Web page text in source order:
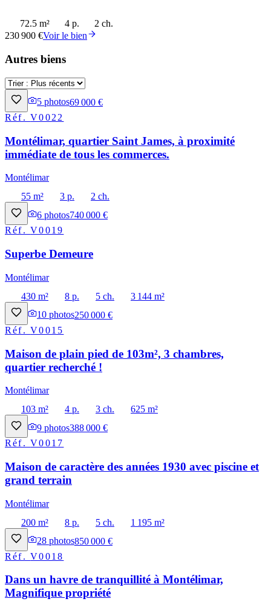
72.5 m² 4 p.
2 ch.
230 900 €Voir le bien
Autres biens
5 photos69 000 €
Réf.V0022
Montélimar, quartier Saint James, à proximité
immédiate de tous les commerces.
Montélimar
55 m²
3 p.
2 ch.
6 photos740 000 €
Réf.V0019
Superbe Demeure
Montélimar
430 m²
8 p. 5 ch.
3 144 m²
10 photos250 000 €
Réf.V0015
Maison de plain pied de 103m², 3 chambres,
quartier recherché !
Montélimar
103 m²
4 p. 3 ch.
625 m²
9 photos388 000 €
Réf.V0017
Maison de caractère des années 1930 avec piscine et
grand terrain
Montélimar
200 m²
8 p. 5 ch.
1 195 m²
28 photos850 000 €
Réf.V0018
Dans un havre de tranquillité à Montélimar,
Magnifique propriété